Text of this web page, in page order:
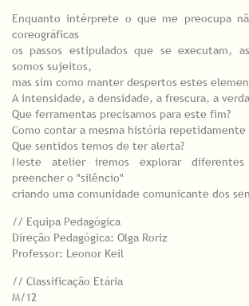
Enquanto intérprete o que me preocupa
coreográficas
os passos estipulados que se executam,
somos sujeitos,
mas sim como manter despertos estes
A intensidade, a densidade, a frescura, a
Que ferramentas precisamos para este fim?
Como contar a mesma história repetidamente
Que sentidos temos de ter alerta?
Neste atelier iremos explorar
preencher o "silêncio"
criando uma comunidade comunicante dos
// Equipa Pedagógica
Direção Pedagógica: Olga Roriz
Professor: Leonor Keil
// Classificação Etária
M/12